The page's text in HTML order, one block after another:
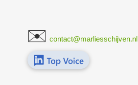
✉️ contact@marliesschijven.nl